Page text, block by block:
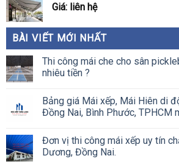
Giá: liên hệ
BÀI VIẾT MỚI NHẤT
Thi công mái che cho sân
nhiêu tiền ?
Bảng giá Mái xếp, Mái Hiên di
Đồng Nai, Bình Phước, TPHCM
Đơn vị thi công mái xếp uy tín
Dương, Đồng Nai.